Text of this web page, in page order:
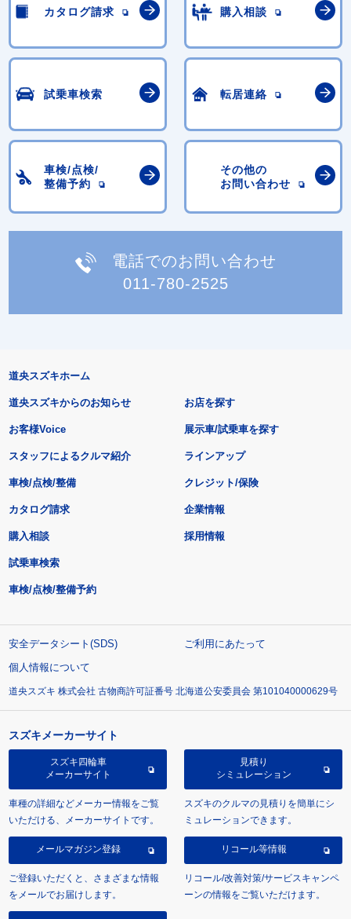
カタログ請求 購入相談
試乗車検索 転居連絡
車検/点検/
整備予約
その他の
お問い合わせ
電話でのお問い合わせ
011-780-2525
道央スズキホーム
道央スズキからのお知らせ
お客様Voice
スタッフによるクルマ紹介
お店を探す
展示車/試乗車を探す
ラインアップ
車検/点検/整備 クレジット/保険
カタログ請求
購入相談
試乗車検索
車検/点検/整備予約
企業情報
採用情報
安全データシート(SDS)
ご利用にあたって
個人情報について
道央スズキ 株式会社 古物商許可証番号 北海道公安委員会 第101040000629号
スズキメーカーサイト
スズキ四輪車
メーカーサイト
車種の詳細などメーカー情報をご覧
いただける、メーカーサイトです。
見積り
シミュレーション
スズキのクルマの見積りを簡単にシ
ミュレーションできます。
メールマガジン登録
ご登録いただくと、さまざまな情報
をメールでお届けします。
リコール等情報
リコール/改善対策/サービスキャンペ
ーンの情報をご覧いただけます。